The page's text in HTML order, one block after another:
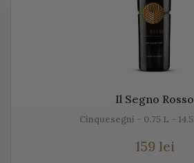
Numele de Prosecco provine de la
satul Prosecco, situat foarte
50% din producția de Prosecco
acolo unde sunt peste 150 de
au asociat într-un Consorțiu pentru
spumant italian, cunoscut sub
Il Segno Rosso
Cinquesegni - 0.75 L -
159 lei